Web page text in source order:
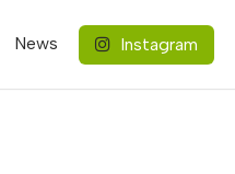
News Instagram